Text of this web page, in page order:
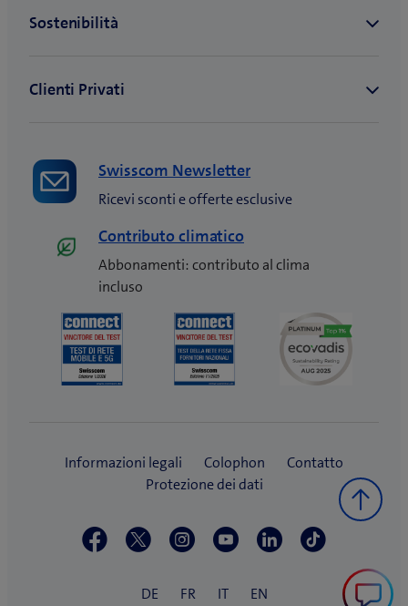
Swisscom Newsletter
Ricevi sconti e offerte esclusive
Contributo climatico
Abbonamenti: contributo al clima
incluso